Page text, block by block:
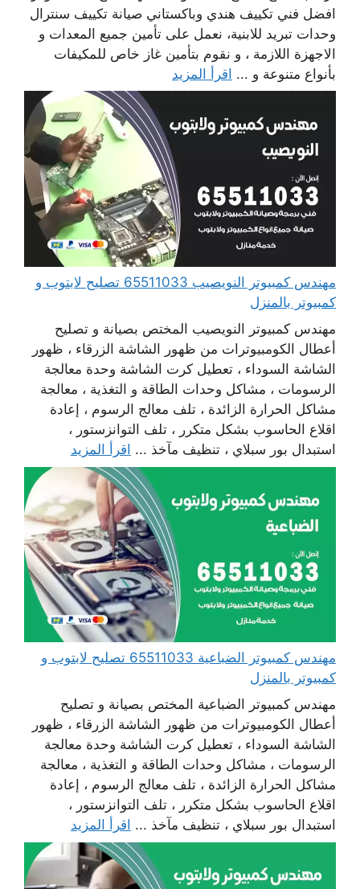
افضل فني تكييف هندي وباكستاني صيانة تكييف سنترال
وحدات تبريد للابنية، نعمل على تأمين جميع المعدات و
الاجهزة اللازمة ، و نقوم بتأمين غاز خاص للمكيفات
بأنواع متنوعة و ... اقرأ المزيد
مهندس كمبيوتر النويصيب 65511033 تصليح لابتوب و
كمبيوتر بالمنزل
مهندس كمبيوتر النويصيب المختص بصيانة و تصليح
أعطال الكومبيوترات من ظهور الشاشة الزرقاء ، ظهور
الشاشة السوداء ، تعطيل كرت الشاشة وحدة معالجة
الرسومات ، مشاكل وحدات الطاقة و التغذية ، معالجة
مشاكل الحرارة الزائدة ، تلف معالج الرسوم ، إعادة
اقلاع الحاسوب بشكل متكرر ، تلف التوانزستور ،
استبدال بور سبلاي ، تنظيف مآخذ ... اقرأ المزيد
مهندس كمبيوتر الضباعية 65511033 تصليح لابتوب و
كمبيوتر بالمنزل
مهندس كمبيوتر الضباعية المختص بصيانة و تصليح
أعطال الكومبيوترات من ظهور الشاشة الزرقاء ، ظهور
الشاشة السوداء ، تعطيل كرت الشاشة وحدة معالجة
الرسومات ، مشاكل وحدات الطاقة و التغذية ، معالجة
مشاكل الحرارة الزائدة ، تلف معالج الرسوم ، إعادة
اقلاع الحاسوب بشكل متكرر ، تلف التوانزستور ،
استبدال بور سبلاي ، تنظيف مآخذ ... اقرأ المزيد